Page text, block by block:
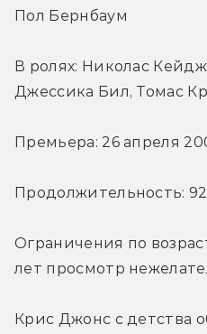
Пол Бернбаум
В ролях: Николас
Джессика Бил, Томас
Премьера: 26 апреля
Продолжительность:
Ограничения по
лет просмотр
Крис Джонс с детства